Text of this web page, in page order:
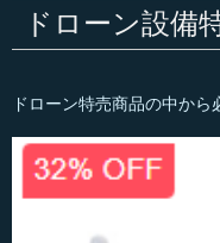
ドローン設備
ドローン特売商品の中か